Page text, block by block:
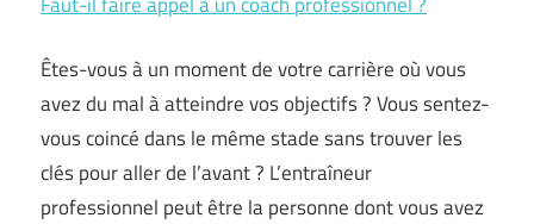
Êtes-vous à un moment de votre carrière où vous
avez du mal à atteindre vos objectifs ? Vous sentez-
vous coincé dans le même stade sans trouver les
clés pour aller de l’avant ? L’entraîneur
professionnel peut être la personne dont vous avez